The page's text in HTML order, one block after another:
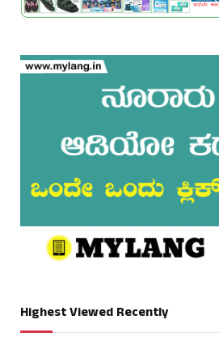
Highest Viewed Recently